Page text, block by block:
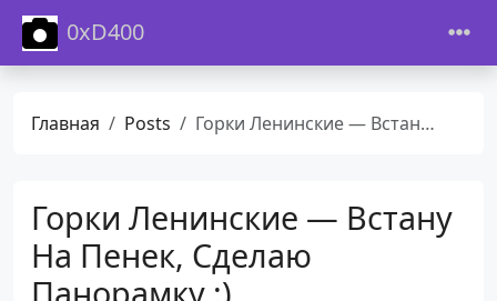
0xD400
Главная Posts Горки Ленинские — Встану На Пенек, Сделаю Панорамку :)
Горки Ленинские — Встану
На Пенек, Сделаю
Панорамку :)